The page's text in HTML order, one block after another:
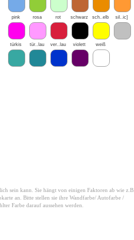
pink rosa rot schwarz sch..elb sil..ic]
türkis tür..lau ver..lau violett weiß
sein kann. Sie hängt von einigen Faktoren ab wie z.B.
an. Bitte stellen sie ihre Wandfarbe/ Autofarbe /
Farbe darauf aussehen werden.